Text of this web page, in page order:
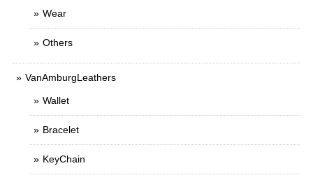
Wear
Others
VanAmburgLeathers
Wallet
Bracelet
KeyChain